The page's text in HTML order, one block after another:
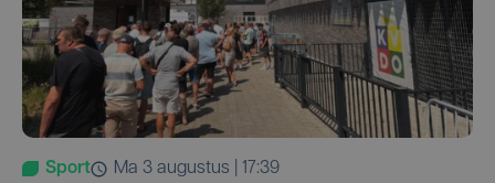
Sport
ma 3 augustus | 17:39